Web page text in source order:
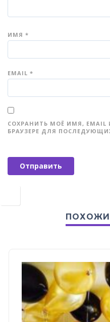
ИМЯ *
EMAIL *
СОХРАНИТЬ МОЁ ИМЯ,
БРАУЗЕРЕ ДЛЯ